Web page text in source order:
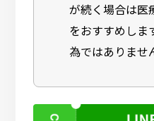
が続く場合は医
をおすすめしま
為ではありませ